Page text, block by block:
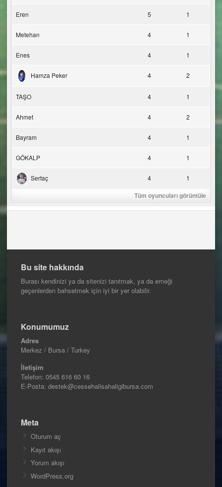
Eren 5 1
Metehan 4 1
Enes 4 1
Hamza Peker 4 2
TAŞO 4 1
Ahmet 4 2
Bayram 4 1
GÖKALP 4 1
Sertaç 4 1
Tüm oyuncuları görüntüle
Bu site hakkında
Burası kendinizi ya da sitenizi tanıtmak, ya da emeği
geçenlerden bahsetmek için iyi bir yer olabilir.
Konumumuz
Adres
Merkez / Bursa / Turkey
İletişim
Telefon: 0545 616 60 16
E-Posta: destek@cessehalisahaligibursa.com
Meta
Oturum aç
Kayıt akışı
Yorum akışı
WordPress.org